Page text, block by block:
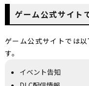
ゲーム公式サイト
ゲーム公式サイトでは
す。
イベント告知